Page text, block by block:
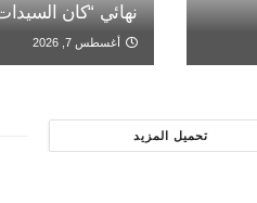
نهائي “كان
أغسطس 7, 2026
تحميل المزيد